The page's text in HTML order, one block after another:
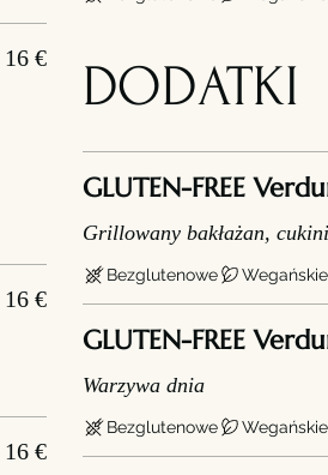
16 €
16 €
16 €
DODATKI
GLUTEN-FREE
Grillowany bakłażan,
Bezglutenowe Wegańskie
GLUTEN-FREE
Warzywa dnia
Bezglutenowe Wegańskie